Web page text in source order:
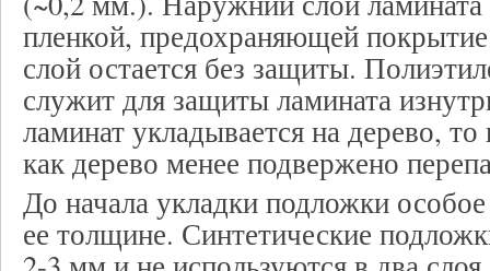
пленкой, предохраняющей
слой остается без защиты.
служит для защиты ламината
ламинат укладывается на дерево,
как дерево менее подвержено
До начала укладки подложки
ее толщине. Синтетические